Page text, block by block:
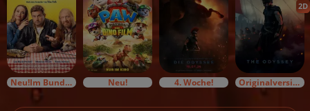
Neu!Im Bundesstart Neu! 4. Woche!
2D
Originalversion